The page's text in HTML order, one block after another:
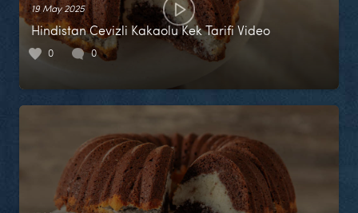
19 May 2025
Hindistan Cevizli Kakaolu Kek Tarifi Video
0 0